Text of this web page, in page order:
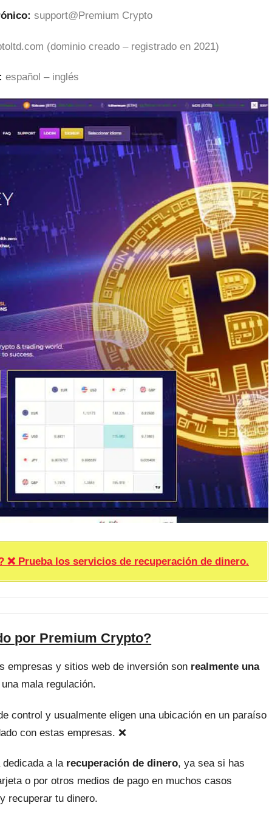
support@Premium Crypto
(dominio creado – registrado en 2021)
español – inglés
❌ Prueba los servicios de recuperación de dinero.
por Premium Crypto?
empresas y sitios web de inversión son realmente una
mala regulación.
control y usualmente eligen una ubicación en un paraíso
con estas empresas. ❌
a la recuperación de dinero, ya sea si has
o por otros medios de pago en muchos casos
recuperar tu dinero.